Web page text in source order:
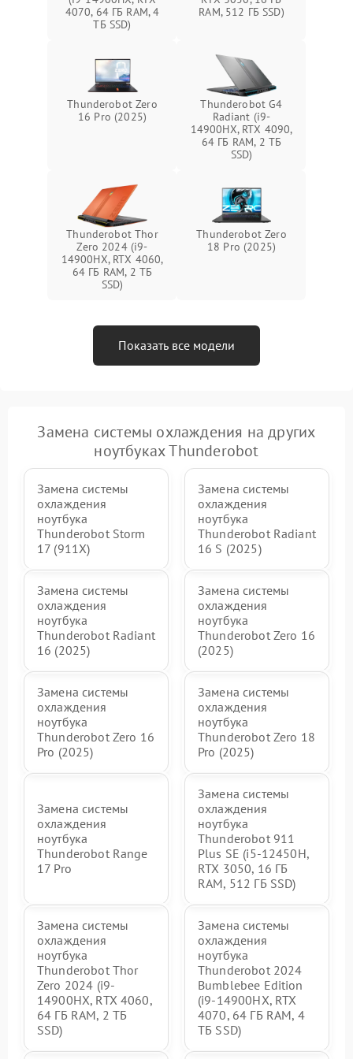
4070, 64 ГБ RAM, 4
ТБ SSD)
RAM, 512 ГБ SSD)
Thunderobot Zero
16 Pro (2025)
Thunderobot G4
Radiant (i9-
14900HX, RTX 4090,
64 ГБ RAM, 2 ТБ
SSD)
Thunderobot Thor
Zero 2024 (i9-
14900HX, RTX 4060,
64 ГБ RAM, 2 ТБ
SSD)
Thunderobot Zero
18 Pro (2025)
Показать все модели
Замена системы охлаждения на других
ноутбуках Thunderobot
Замена системы
охлаждения
ноутбука
Thunderobot Storm
17 (911X)
Замена системы
охлаждения
ноутбука
Thunderobot Radiant
16 S (2025)
Замена системы
охлаждения
ноутбука
Thunderobot Radiant
16 (2025)
Замена системы
охлаждения
ноутбука
Thunderobot Zero 16
(2025)
Замена системы
охлаждения
ноутбука
Thunderobot Zero 16
Pro (2025)
Замена системы
охлаждения
ноутбука
Thunderobot Zero 18
Pro (2025)
Замена системы
охлаждения
ноутбука
Thunderobot Range
17 Pro
Замена системы
охлаждения
ноутбука
Thunderobot 911
Plus SE (i5-12450H,
RTX 3050, 16 ГБ
RAM, 512 ГБ SSD)
Замена системы
охлаждения
ноутбука
Thunderobot Thor
Zero 2024 (i9-
14900HX, RTX 4060,
64 ГБ RAM, 2 ТБ
SSD)
Замена системы
охлаждения
ноутбука
Thunderobot 2024
Bumblebee Edition
(i9-14900HX, RTX
4070, 64 ГБ RAM, 4
ТБ SSD)